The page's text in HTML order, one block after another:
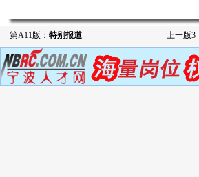
第A11版： 特别报道 上一版3